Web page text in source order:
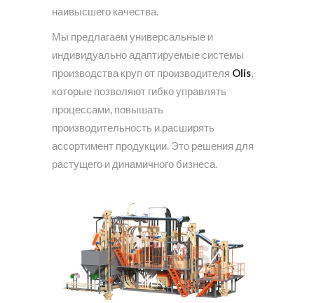
наивысшего качества.
Мы предлагаем универсальные и
индивидуально адаптируемые системы
производства круп от производителя Olis,
которые позволяют гибко управлять
процессами, повышать
производительность и расширять
ассортимент продукции. Это решения для
растущего и динамичного бизнеса.